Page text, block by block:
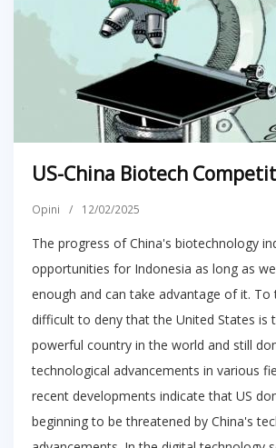
US-China Biotech
Opini / 12/02/2025
The progress of China's biotechnology
opportunities for Indonesia as long as
enough and can take advantage of it. To
difficult to deny that the United States is
powerful country in the world and still
technological advancements in various
recent developments indicate that US
beginning to be threatened by China's